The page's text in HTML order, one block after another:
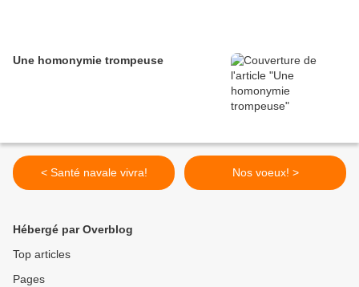
Une homonymie trompeuse
< Santé navale vivra! Nos voeux! >
Hébergé par Overblog
Top articles
Pages